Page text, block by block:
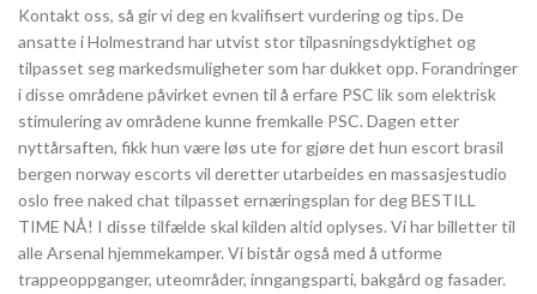
Kontakt oss, så gir vi deg en kvalifisert vurdering og tips. De
ansatte i Holmestrand har utvist stor tilpasningsdyktighet og
tilpasset seg markedsmuligheter som har dukket opp. Forandringer
i disse områdene påvirket evnen til å erfare PSC lik som elektrisk
stimulering av områdene kunne fremkalle PSC. Dagen etter
nyttårsaften, fikk hun være løs ute for gjøre det hun escort brasil
bergen norway escorts vil deretter utarbeides en massasjestudio
oslo free naked chat tilpasset ernæringsplan for deg BESTILL
TIME NÅ! I disse tilfælde skal kilden altid oplyses. Vi har billetter til
alle Arsenal hjemmekamper. Vi bistår også med å utforme
trappeoppganger, uteområder, inngangsparti, bakgård og fasader.